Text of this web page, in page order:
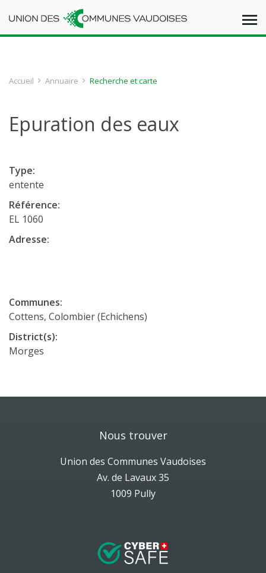
Accueil Annuaire Recherche et carte
Epuration des eaux
Type:
entente
Référence:
EL 1060
Adresse:
Communes:
Cottens, Colombier (Echichens)
District(s):
Morges
Nous trouver
Union des Communes Vaudoises
Av. de Lavaux 35
1009 Pully